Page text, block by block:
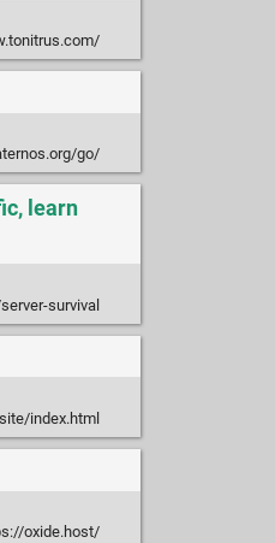
go/
learn
survival
index.html
oxide.host/